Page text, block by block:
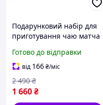
Подарунковий набір для
приготування чаю матча
чайної церемонії сірий
GN-4421
Готово до відправки
від 166₴/міс
1 660₴
2 490 ₴